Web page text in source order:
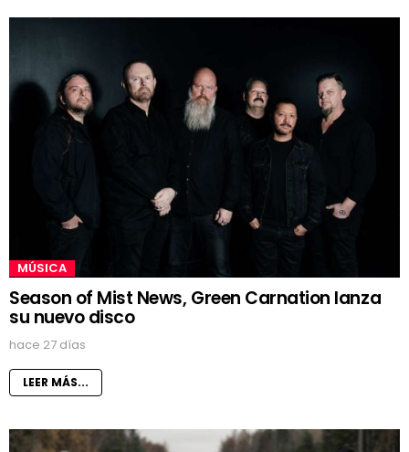
MÚSICA
Season of Mist News, Green Carnation lanza
su nuevo disco
hace 27 días
LEER MÁS...